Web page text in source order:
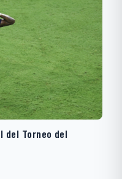
del Torneo del